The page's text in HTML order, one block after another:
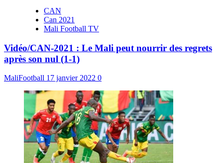
CAN
Can 2021
Mali Football TV
Vidéo/CAN-2021 : Le Mali peut nourrir des regrets
après son nul (1-1)
MaliFootball 17 janvier 2022 0